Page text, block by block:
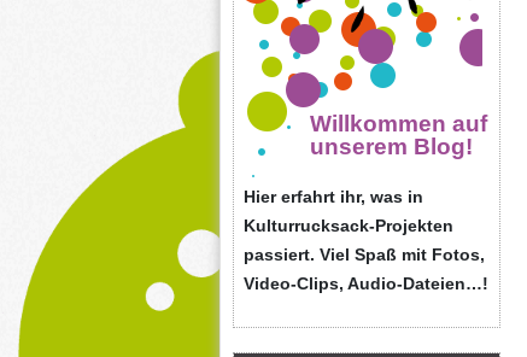
Willkommen auf
unserem Blog!
Hier erfahrt ihr, was in
Kulturrucksack-Projekten
passiert. Viel Spaß mit Fotos,
Video-Clips, Audio-Dateien…!